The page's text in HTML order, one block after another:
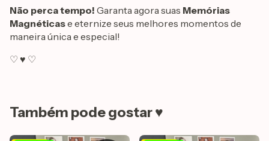
Não perca tempo! Garanta agora suas Memórias
Magnéticase eternize seus melhores momentos de
maneira única e especial!
♡ ♥ ♡
Também pode gostar ♥